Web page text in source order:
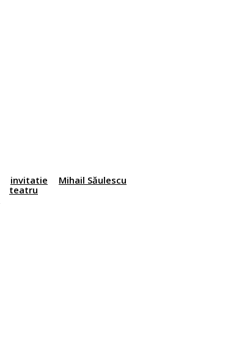
invitatie
Mihail Săulescu
teatru